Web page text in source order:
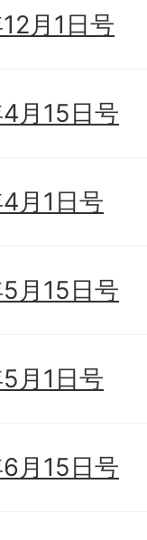
月1日号
月15日号
月1日号
月15日号
月1日号
月15日号